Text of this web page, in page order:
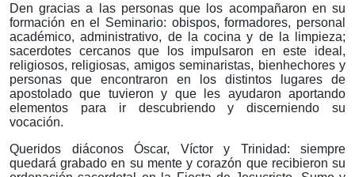
Den gracias a las personas que los acompañaron en su
formación en el Seminario: obispos, formadores, personal
académico, administrativo, de la cocina y de la limpieza;
sacerdotes cercanos que los impulsaron en este ideal,
religiosos, religiosas, amigos seminaristas, bienhechores y
personas que encontraron en los distintos lugares de
apostolado que tuvieron y que les ayudaron aportando
elementos para ir descubriendo y discerniendo su
vocación.
Queridos diáconos Óscar, Víctor y Trinidad: siempre
quedará grabado en su mente y corazón que recibieron su